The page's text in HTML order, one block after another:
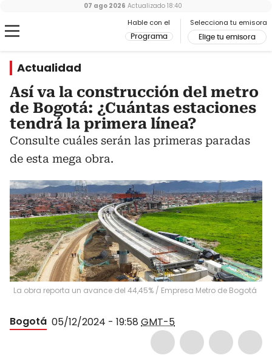
Hable con el
Programa
Selecciona tu emisora
Elige tu emisora
07 ago 2026 Actualizado 18:40
Actualidad
Así va la construcción del metro
de Bogotá: ¿Cuántas estaciones
tendrá la primera línea?
Consulte cuáles serán las primeras paradas
de esta mega obra.
La obra reporta un avance del 44,45% / Empresa Metro de Bogotá
Bogotá 05/12/2024 - 19:58 GMT-5